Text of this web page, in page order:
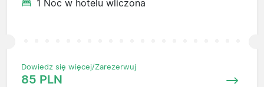
1 Noc w hotelu wliczona
Dowiedz się więcej/Zarezerwuj
85 PLN